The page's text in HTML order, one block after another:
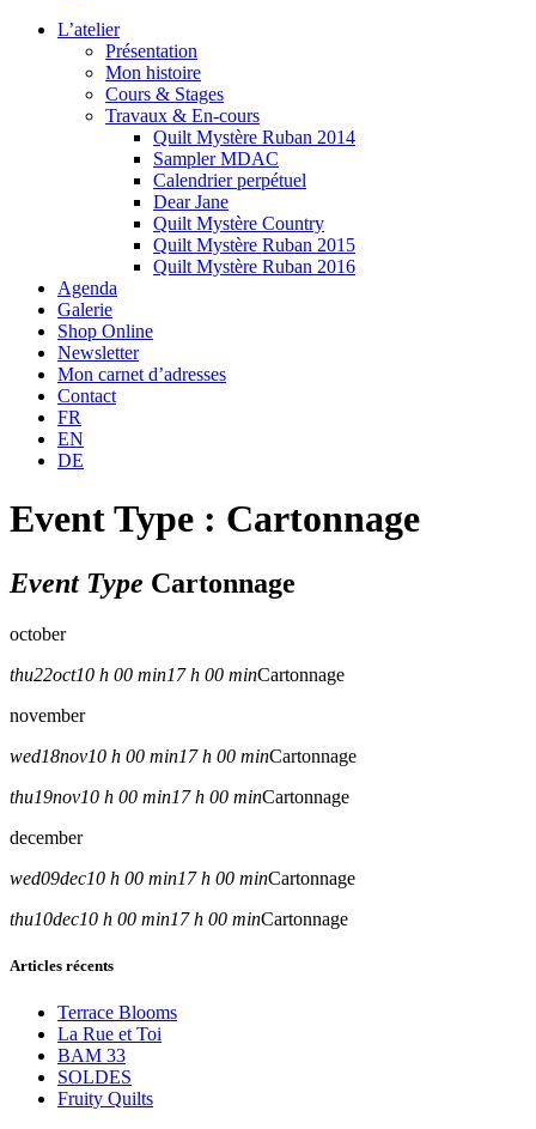
L’atelier
Présentation
Mon histoire
Cours & Stages
Travaux & En-cours
Quilt Mystère Ruban 2014
Sampler MDAC
Calendrier perpétuel
Dear Jane
Quilt Mystère Country
Quilt Mystère Ruban 2015
Quilt Mystère Ruban 2016
Agenda
Galerie
Shop Online
Newsletter
Mon carnet d’adresses
Contact
FR
EN
DE
Event Type : Cartonnage
Event Type Cartonnage
october
thu22oct10 h 00 min17 h 00 minCartonnage
november
wed18nov10 h 00 min17 h 00 minCartonnage
thu19nov10 h 00 min17 h 00 minCartonnage
december
wed09dec10 h 00 min17 h 00 minCartonnage
thu10dec10 h 00 min17 h 00 minCartonnage
Articles récents
Terrace Blooms
La Rue et Toi
BAM 33
SOLDES
Fruity Quilts